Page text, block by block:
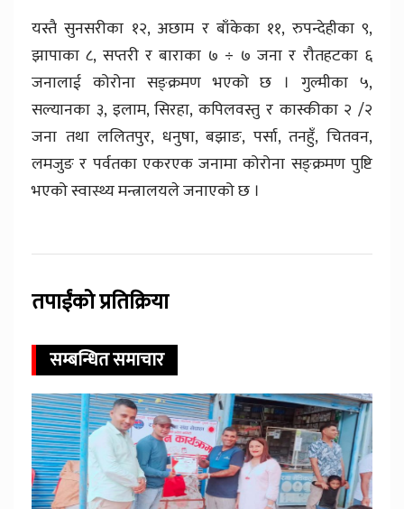
यस्तै सुनसरीका १२, अछाम र बाँकेका ११, रुपन्देहीका ९,
झापाका ८, सप्तरी र बाराका ७ ÷ ७ जना र रौतहटका ६
जनालाई कोरोना सङ्क्रमण भएको छ । गुल्मीका ५,
सल्यानका ३, इलाम, सिरहा, कपिलवस्तु र कास्कीका २ /२
जना तथा ललितपुर, धनुषा, बझाङ, पर्सा, तनहुँ, चितवन,
लमजुङ र पर्वतका एकरएक जनामा कोरोना सङ्क्रमण पुष्टि
भएको स्वास्थ्य मन्त्रालयले जनाएको छ ।
तपाईंको प्रतिक्रिया
सम्बन्धित समाचार